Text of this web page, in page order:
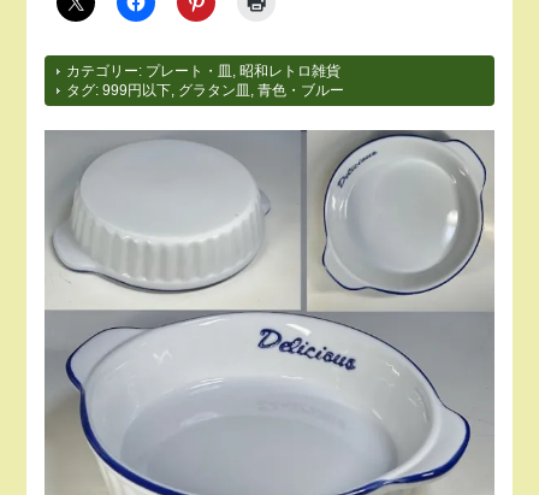
カテゴリー: プレート・皿
昭和レトロ雑貨
タグ:999円以下 グラタン皿 ,青色・ブルー